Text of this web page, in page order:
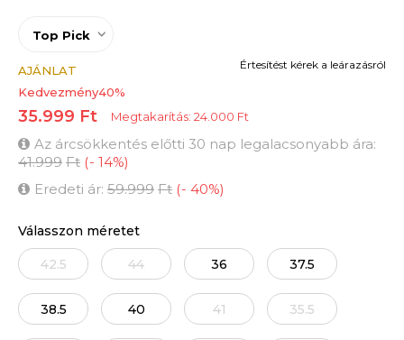
Top Pick
AJÁNLAT
Kedvezmény40%
35.999 Ft Megtakarítás: 24.000 Ft
Az árcsökkentés előtti 30 nap legalacsonyabb ára:
41.999 Ft (- 14%)
Eredeti ár: 59.999 Ft (- 40%)
Értesítést kérek a leárazásról
Válasszon méretet
42.5 44 36 37.5
38.5 40 41 35.5